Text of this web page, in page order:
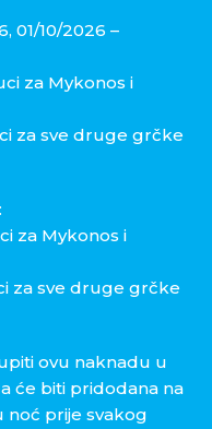
01/10/2026 –
za Mykonos i
sve druge grčke
Mykonos i
sve druge grčke
ovu naknadu u
će biti pridodana na
noć prije svakog